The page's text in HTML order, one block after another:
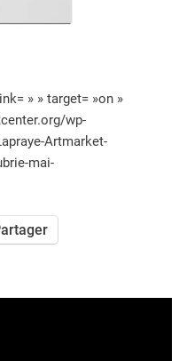
» » target= »on »
wp-
Artmarket-
mai-